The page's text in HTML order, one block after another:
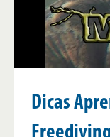
Dicas